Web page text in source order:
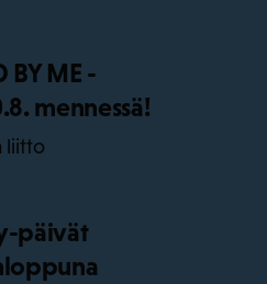
BY ME -
mennessä!
liitto
päivät